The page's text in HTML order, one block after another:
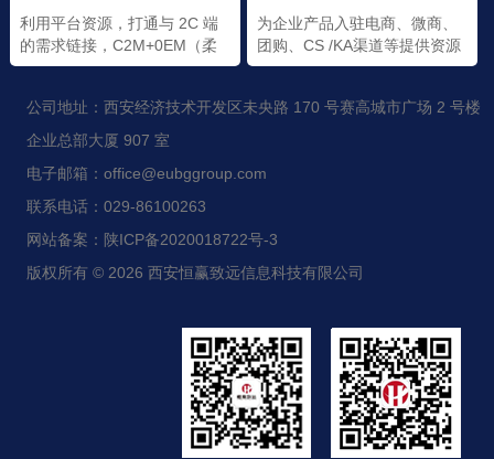
利用平台资源，打通与 2C 端
的需求链接，C2M+0EM（柔
性+定制）
为企业产品入驻电商、微商、
团购、CS /KA渠道等提供资源
公司地址：西安经济技术开发区未央路 170 号赛高城市广场 2 号楼
企业总部大厦 907 室
电子邮箱：office@eubggroup.com
联系电话：029-86100263
网站备案：陕ICP备2020018722号-3
版权所有 © 2026 西安恒赢致远信息科技有限公司